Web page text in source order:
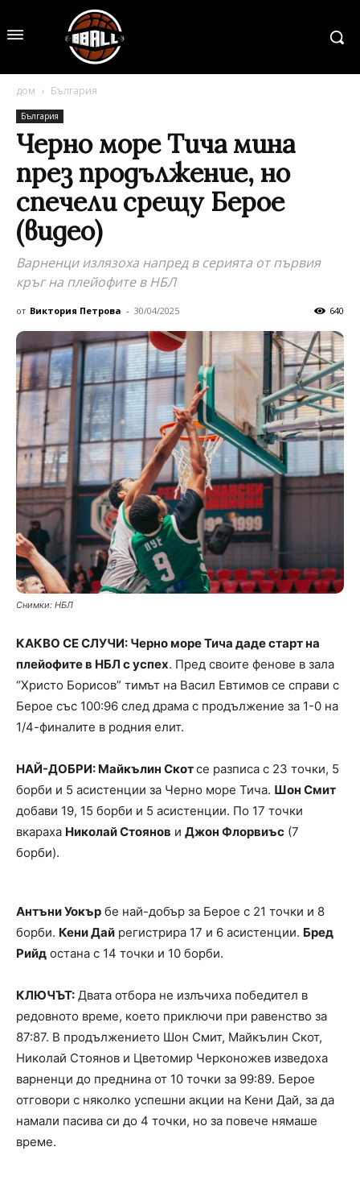
дом България
България
Черно море Тича мина
през продължение, но
спечели срещу Берое
(видео)
Варненци излязоха напред в серията от първия
кръг на плейофите в НБЛ
от Виктория Петрова - 30/04/2025 640
Снимки: НБЛ
КАКВО СЕ СЛУЧИ: Черно море Тича даде старт на
плейофите в НБЛ с успех. Пред своите фенове в зала
“Христо Борисов” тимът на Васил Евтимов се справи с
Берое със 100:96 след драма с продължение за 1-0 на
1/4-финалите в родния елит.
НАЙ-ДОБРИ: Майкълин Скотсе разписа с 23 точки, 5
борби и 5 асистенции за Черно море Тича. Шон Смит
добави 19, 15 борби и 5 асистенции. По 17 точки
вкараха Николай Стоянов и Джон Флорвиъс (7
борби).
Антъни Уокър бе най-добър за Берое с 21 точки и 8
борби. Кени Дай регистрира 17 и 6 асистенции. Бред
Рийд остана с 14 точки и 10 борби.
КЛЮЧЪТ: Двата отбора не излъчиха победител в
редовното време, което приключи при равенство за
87:87. В продължението Шон Смит, Майкълин Скот,
Николай Стоянов и Цветомир Черконожев изведоха
варненци до преднина от 10 точки за 99:89. Берое
отговори с няколко успешни акции на Кени Дай, за да
намали пасива си до 4 точки, но за повече нямаше
време.